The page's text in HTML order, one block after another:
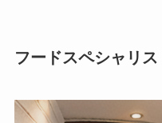
フードスペシャリ